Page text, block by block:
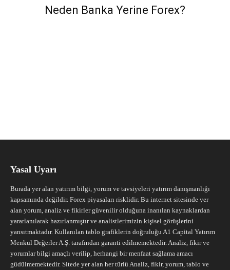
Neden Banka Yerine Forex?
Yasal Uyarı
Burada yer alan yatırım bilgi, yorum ve tavsiyeleri yatırım danışmanlığı
kapsamında değildir. Forex piyasaları risklidir. Bu internet sitesinde yer
alan yorum, analiz ve fikirler güvenilir olduğuna inanılan kaynaklardan
yararlanılarak hazırlanmıştır ve analistlerimizin kişisel görüşlerini
yansıtmaktadır. Kullanılan tablo grafiklerin doğruluğu A1 Capital Yatırım
Menkul Değerler A.Ş. tarafından garanti edilmemektedir. Analiz, fikir ve
yorumlar bilgi amaçlı verilip, herhangi bir menfaat sağlama amacı
güdülmemektedir. Sitede yer alan her türlü Analiz, fikir, yorum, tablo ve